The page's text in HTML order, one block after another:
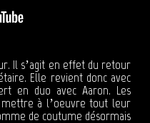
Il s’agit en effet du retour
Elle revient donc avec
en duo avec Aaron. Les
mettre à l’oeuvre tout leur
de coutume désormais